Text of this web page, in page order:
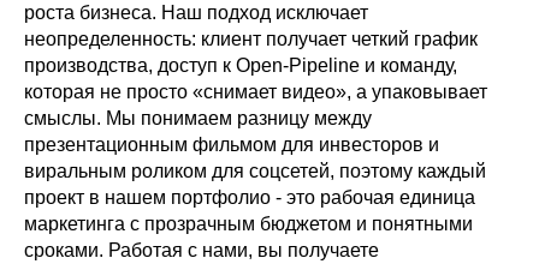
роста бизнеса. Наш подход исключает
неопределенность: клиент получает четкий график
производства, доступ к Open-Pipeline и команду,
которая не просто «снимает видео», а упаковывает
смыслы. Мы понимаем разницу между
презентационным фильмом для инвесторов и
виральным роликом для соцсетей, поэтому каждый
проект в нашем портфолио - это рабочая единица
маркетинга с прозрачным бюджетом и понятными
сроками. Работая с нами, вы получаете